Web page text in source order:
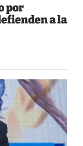
por
a la